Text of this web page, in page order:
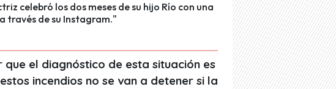
celebró los dos meses de su hijo Río con una
través de su Instagram."
el diagnóstico de esta situación es
incendios no se van a detener si la